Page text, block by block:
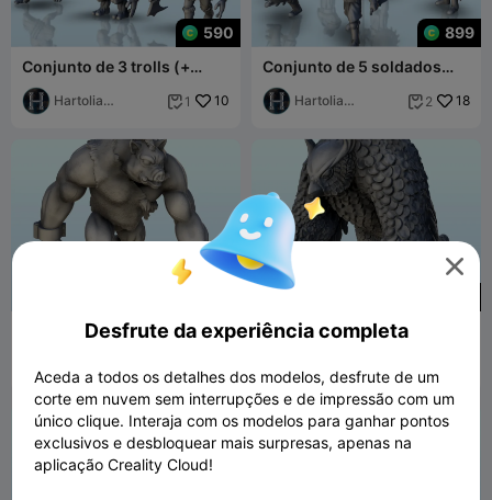
590
Conjunto de 3 trolls (+
versão pré-suportada) (15)
- miniaturas
Hartolia
 1 10
899
Conjunto de 5 soldados
medievais (+ versão pré-
suportada) (14) -
Hartolia
 2 18
Porco de ataque gigante (+
versão pré-suportada) (12)
Coruja selvagem gigante (+
versão pré-suportada) (9)
Miniatures

Desfrute da experiência completa
Aceda a todos os detalhes dos modelos, desfrute de um
corte em nuvem sem interrupções e de impressão com um
único clique. Interaja com os modelos para ganhar pontos
exclusivos e desbloquear mais surpresas, apenas na
aplicação Creality Cloud!